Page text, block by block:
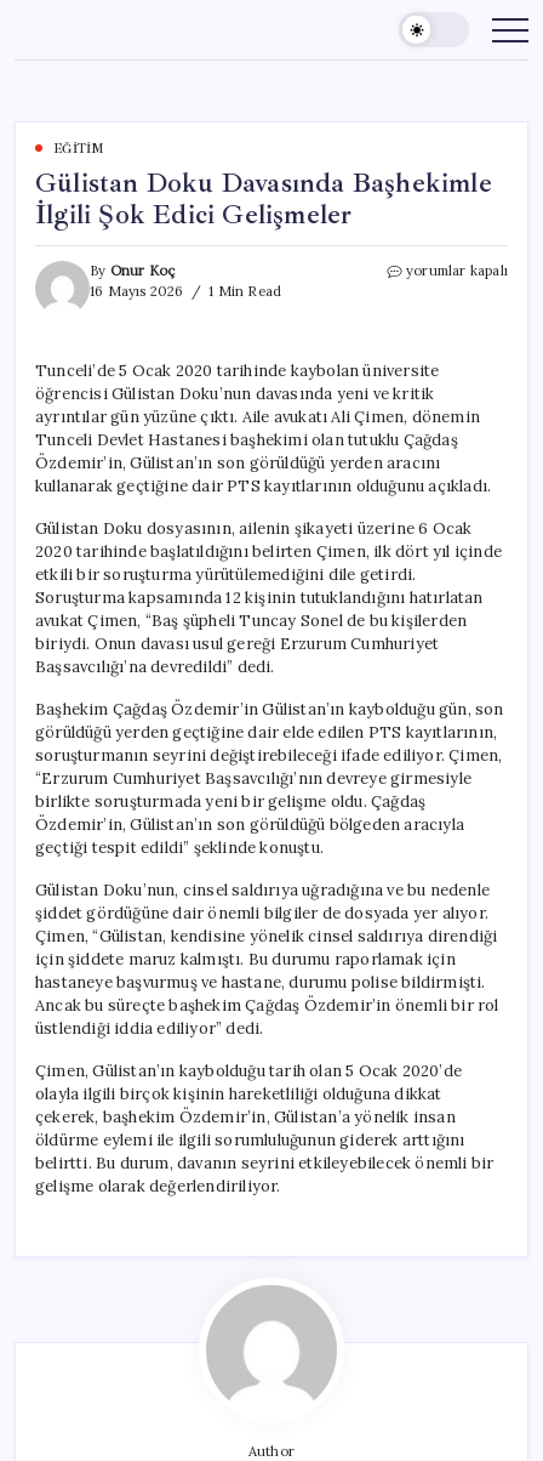
content
EĞITIM
Gülistan Doku Davasında Başhekimle
İlgili Şok Edici Gelişmeler
By Onur Koç
16 Mayıs 2026
1 Min Read
Gülistan
Şok
Edici
Gelişmeler
için
yorumlar kapalı
Tunceli’de 5 Ocak 2020 tarihinde kaybolan üniversite
öğrencisi Gülistan Doku’nun davasında yeni ve kritik
ayrıntılar gün yüzüne çıktı. Aile avukatı Ali Çimen, dönemin
Tunceli Devlet Hastanesi başhekimi olan tutuklu Çağdaş
Özdemir’in, Gülistan’ın son görüldüğü yerden aracını
kullanarak geçtiğine dair PTS kayıtlarının olduğunu açıkladı.
Gülistan Doku dosyasının, ailenin şikayeti üzerine 6 Ocak
2020 tarihinde başlatıldığını belirten Çimen, ilk dört yıl içinde
etkili bir soruşturma yürütülemediğini dile getirdi.
Soruşturma kapsamında 12 kişinin tutuklandığını hatırlatan
avukat Çimen, “Baş şüpheli Tuncay Sonel de bu kişilerden
biriydi. Onun davası usul gereği Erzurum Cumhuriyet
Başsavcılığı’na devredildi” dedi.
Başhekim Çağdaş Özdemir’in Gülistan’ın kaybolduğu gün, son
görüldüğü yerden geçtiğine dair elde edilen PTS kayıtlarının,
soruşturmanın seyrini değiştirebileceği ifade ediliyor. Çimen,
“Erzurum Cumhuriyet Başsavcılığı’nın devreye girmesiyle
birlikte soruşturmada yeni bir gelişme oldu. Çağdaş
Özdemir’in, Gülistan’ın son görüldüğü bölgeden aracıyla
geçtiği tespit edildi” şeklinde konuştu.
Gülistan Doku’nun, cinsel saldırıya uğradığına ve bu nedenle
şiddet gördüğüne dair önemli bilgiler de dosyada yer alıyor.
Çimen, “Gülistan, kendisine yönelik cinsel saldırıya direndiği
için şiddete maruz kalmıştı. Bu durumu raporlamak için
hastaneye başvurmuş ve hastane, durumu polise bildirmişti.
Ancak bu süreçte başhekim Çağdaş Özdemir’in önemli bir rol
üstlendiği iddia ediliyor” dedi.
Çimen, Gülistan’ın kaybolduğu tarih olan 5 Ocak 2020’de
olayla ilgili birçok kişinin hareketliliği olduğuna dikkat
çekerek, başhekim Özdemir’in, Gülistan’a yönelik insan
öldürme eylemi ile ilgili sorumluluğunun giderek arttığını
belirtti. Bu durum, davanın seyrini etkileyebilecek önemli bir
gelişme olarak değerlendiriliyor.
Author